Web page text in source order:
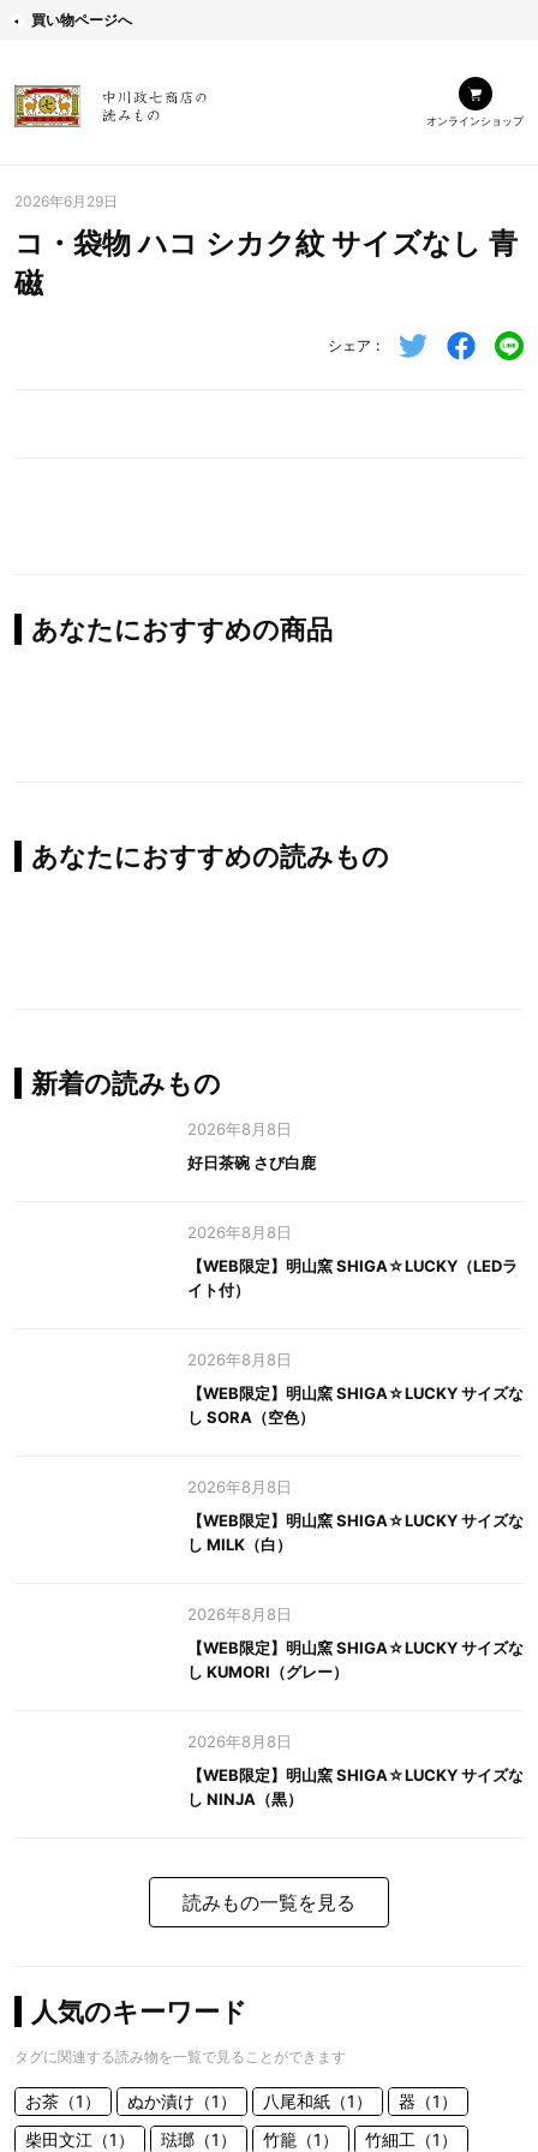
買い物ページへ
オンラインショップ
2026年6月29日
コ・袋物 ハコ シカク紋 サイズなし 青
磁
シェア
あなたにおすすめの商品
あなたにおすすめの読みもの
新着の読みもの
2026年8月8日
好日茶碗 さび白鹿
2026年8月8日
【WEB限定】明山窯 SHIGA☆LUCKY（LEDラ
イト付）
2026年8月8日
【WEB限定】明山窯 SHIGA☆LUCKY サイズな
し SORA（空色）
2026年8月8日
【WEB限定】明山窯 SHIGA☆LUCKY サイズな
し MILK（白）
2026年8月8日
【WEB限定】明山窯 SHIGA☆LUCKY サイズな
し KUMORI（グレー）
2026年8月8日
【WEB限定】明山窯 SHIGA☆LUCKY サイズな
し NINJA（黒）
読みもの一覧を見る
人気のキーワード
タグに関連する読み物を一覧で見ることができます
お茶（1） ぬか漬け（1） 八尾和紙（1）
器（1）
柴田文江（1）
琺瑯（1） 竹籠（1） 竹細工（1）